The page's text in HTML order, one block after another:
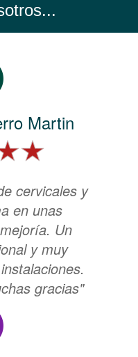
Martin
cervicales y
en unas
Un
y muy
gracias"